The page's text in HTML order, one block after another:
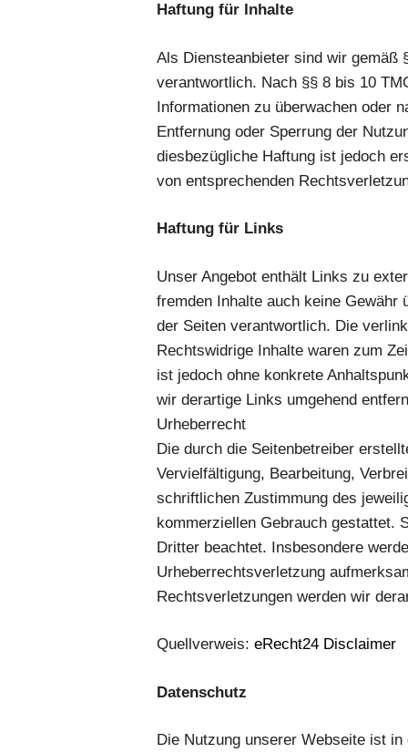
Haftung für Inhalte
Als Diensteanbieter sind wir gemäß
verantwortlich. Nach §§ 8 bis 10
Informationen zu überwachen oder
Entfernung oder Sperrung der
diesbezügliche Haftung ist jedoch
von entsprechenden
Haftung für Links
Unser Angebot enthält Links zu
fremden Inhalte auch keine Gewähr
der Seiten verantwortlich. Die
Rechtswidrige Inhalte waren zum
ist jedoch ohne konkrete
wir derartige Links umgehend
Urheberrecht
Die durch die Seitenbetreiber
Vervielfältigung, Bearbeitung,
schriftlichen Zustimmung des
kommerziellen Gebrauch gestattet.
Dritter beachtet. Insbesondere
Urheberrechtsverletzung
Rechtsverletzungen werden wir
Quellverweis: eRecht24 Disclaimer
Datenschutz
Die Nutzung unserer Webseite ist